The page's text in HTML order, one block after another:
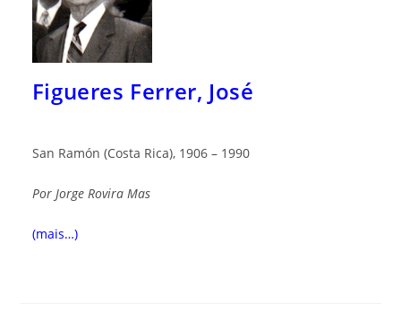
Figueres Ferrer, José
San Ramón (Costa Rica), 1906 – 1990
Por Jorge Rovira Mas
(mais…)